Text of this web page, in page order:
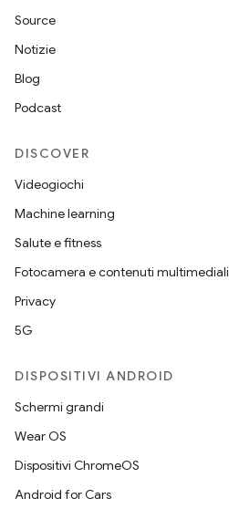
Source
Notizie
Blog
Podcast
DISCOVER
Videogiochi
Machine learning
Salute e fitness
Fotocamera e contenuti multimediali
Privacy
5G
DISPOSITIVI ANDROID
Schermi grandi
Wear OS
Dispositivi ChromeOS
Android for Cars